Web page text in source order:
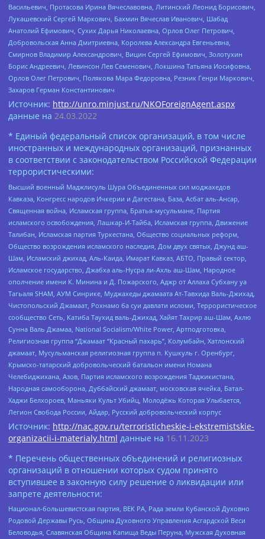
Васильевич, Протасова Ирина Вячеславовна, Литинский Леонид Борисович,
Лукашевский Сергей Маркович, Бахмин Вячеслав Иванович, Шабад
Анатолий Ефимович, Сухих Дарья Николаевна, Орлов Олег Петрович,
Добровольская Анна Дмитриевна, Королева Александра Евгеньевна,
Смирнов Владимир Александрович, Вицин Сергей Ефимович, Золотухин
Борис Андреевич, Левинсон Лев Семенович, Локшина Татьяна Иосифовна,
Орлов Олег Петрович, Полякова Мара Федоровна, Резник Генри Маркович,
Захаров Герман Константинович
Источник: http://unro.minjust.ru/NKOForeignAgent.aspx
данные на 24.03.2022
* Единый федеральный список организаций, в том числе
иностранных и международных организаций, признанных
в соответствии с законодательством Российской Федерации
террористическими:
Высший военный Маджлисуль Шура Объединенных сил моджахедов
Кавказа, Конгресс народов Ичкерии и Дагестана, База, Асбат аль-Ансар,
Священная война, Исламская группа, Братья-мусульмане, Партия
исламского освобождения, Лашкар-И-Тайба, Исламская группа, Движение
Талибан, Исламская партия Туркестана, Общество социальных реформ,
Общество возрождения исламского наследия, Дом двух святых, Джунд аш-
Шам, Исламский джихад, Аль-Каида, Имарат Кавказ, АБТО, Правый сектор,
Исламское государство, Джабха аль-Нусра ли-Ахль аш-Шам, Народное
ополчение имени К. Минина и Д. Пожарского, Аджр от Аллаха Субхану уа
Тагьаля SHAM, АУМ Синрике, Муджахеды джамаата Ат-Тавхида Валь-Джихад,
Чистопольский Джамаат, Рохнамо ба суи давлати исломи, Террористическое
сообщество Сеть, Катиба Таухид валь-Джихад, Хайят Тахрир аш-Шам, Ахлю
Сунна Валь Джамаа, National Socialism/White Power, Артподготовка,
Религиозная группа “Джамаат “Красный пахарь”, Колумбайн, Хатлонский
джамаат, Мусульманская религиозная группа п. Кушкуль г. Оренбург,
Крымско-татарский добровольческий батальон имени Номана
Челебиджихана, Азов, Партия исламского возрождения Таджикистана,
Народная самооборона, Дуббайский джамаат, московская ячейка, Батал-
Хаджи Белхороев, Маньяки Культ Убийц, Молодёжь Которая Улыбается,
Легион Свобода России, Айдар, Русский добровольческий корпус
Источник: http://nac.gov.ru/terroristicheskie-i-ekstremistskie-
organizacii-i-materialy.html данные на 16.11.2023
* Перечень общественных объединений и религиозных
организаций в отношении которых судом принято
вступившее в законную силу решение о ликвидации или
запрете деятельности:
Национал-большевистская партия, ВЕК РА, Рада земли Кубанской Духовно
Родовой Державы Русь, Община Духовного Управления Асгардской Веси
Беловодья, Славянская Община Капища Веды Перуна, Мужская Духовная